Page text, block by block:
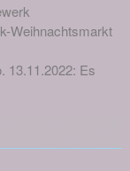
Weihnachtsmarkt
13.11.2022: Es